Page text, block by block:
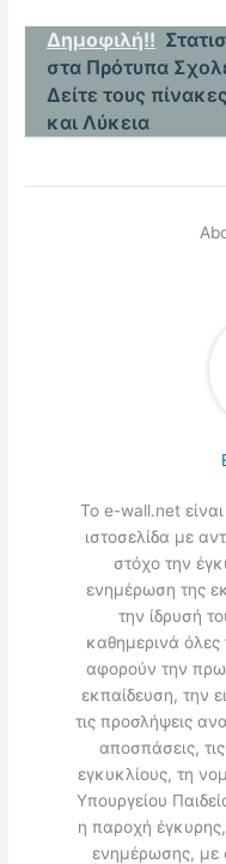
Δημοφιλή!!
στα Πρότυπα
Δείτε τους
και Λύκεια
Το e-wall.net
ιστοσελίδα με
στόχο την
ενημέρωση της
την ίδρυσή
καθημερινά όλες
αφορούν την
εκπαίδευση, την
τις προσλήψεις
αποσπάσεις,
εγκυκλίους, τη
Υπουργείου
η παροχή
ενημέρωσης, με